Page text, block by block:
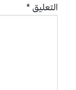
التعليق*